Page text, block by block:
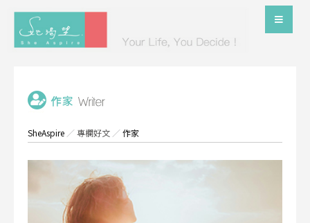
SheAspire ／專欄好文 ／作家